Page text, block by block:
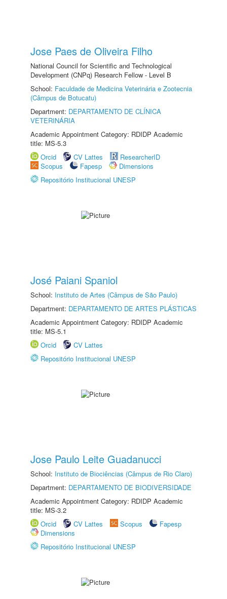
Jose Paes de Oliveira Filho
National Council for Scientific and Technological
Development (CNPq) Research Fellow - Level B
School: Faculdade de Medicina Veterinária e Zootecnia
(Câmpus de Botucatu)
Department: DEPARTAMENTO DE CLÍNICA
VETERINÁRIA
Academic Appointment Category: RDIDP Academic
title: MS-5.3
Orcid
CV Lattes
ResearcherID
Scopus
Fapesp
Dimensions
Repositório Institucional UNESP
José Paiani Spaniol
School: Instituto de Artes (Câmpus de São Paulo)
Department: DEPARTAMENTO DE ARTES PLÁSTICAS
Academic Appointment Category: RDIDP Academic
title: MS-5.1
Orcid
CV Lattes
Repositório Institucional UNESP
Jose Paulo Leite Guadanucci
School: Instituto de Biociências (Câmpus de Rio Claro)
Department: DEPARTAMENTO DE BIODIVERSIDADE
Academic Appointment Category: RDIDP Academic
title: MS-3.2
Orcid
CV Lattes Scopus
Fapesp
Dimensions
Repositório Institucional UNESP